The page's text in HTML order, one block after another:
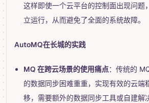
这样即使一个云平台的控制面出现问题
立运行，从而避免了全面的系统故障。
AutoMQ在长城的实践
MQ 在跨云场景的使用痛点：传统的
的数据同步困难重重，实现有效的云端
移，需要额外的数据同步工具或自建解